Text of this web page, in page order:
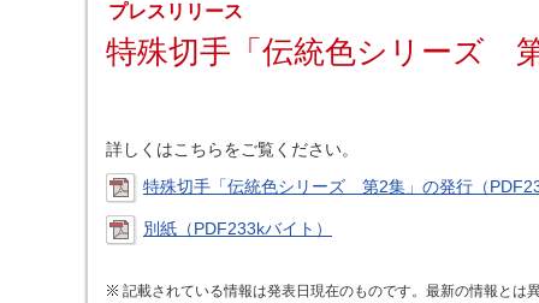
プレスリリース
特殊切手「伝統色シリーズ
詳しくはこちらをご覧ください。
特殊切手「伝統色シリーズ 第2集」の発行（
別紙（PDF233kバイト）
記載されている情報は発表日現在のものです。最新の情報とは